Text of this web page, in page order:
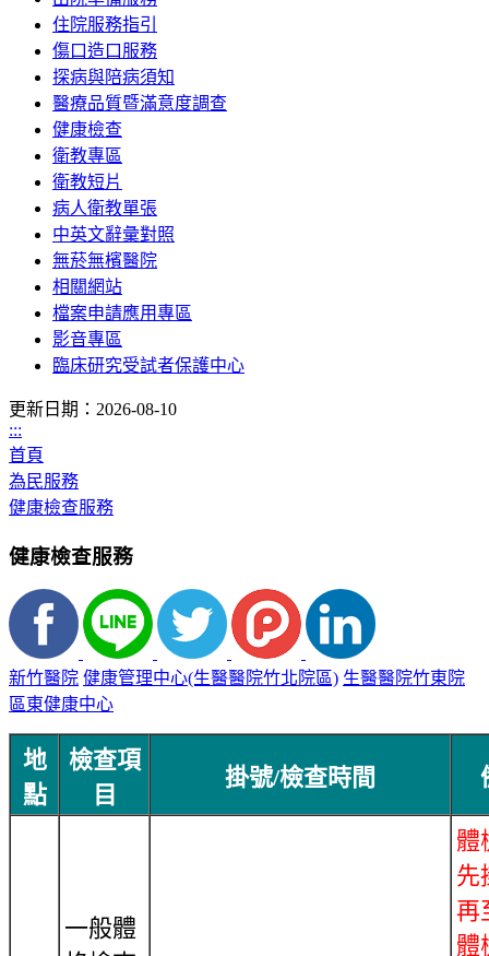
住院服務指引
傷口造口服務
探病與陪病須知
醫療品質暨滿意度調查
健康檢查
衛教專區
衛教短片
病人衛教單張
中英文辭彙對照
無菸無檳醫院
相關網站
檔案申請應用專區
影音專區
臨床研究受試者保護中心
更新日期：2026-08-10
:::
首頁
為民服務
健康檢查服務
健康檢查服務
新竹醫院 健康管理中心(生醫醫院竹北院區) 生醫醫院竹東院
區東健康中心
地
點
檢查項
目
掛號/檢查時間
一般體
體
先
再
體